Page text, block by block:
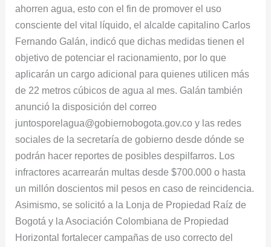
ahorren agua, esto con el fin de promover el uso
consciente del vital líquido, el alcalde capitalino Carlos
Fernando Galán, indicó que dichas medidas tienen el
objetivo de potenciar el racionamiento, por lo que
aplicarán un cargo adicional para quienes utilicen más
de 22 metros cúbicos de agua al mes. Galán también
anunció la disposición del correo
juntosporelagua@gobiernobogota.gov.co y las redes
sociales de la secretaría de gobierno desde dónde se
podrán hacer reportes de posibles despilfarros. Los
infractores acarrearán multas desde $700.000 o hasta
un millón doscientos mil pesos en caso de reincidencia.
Asimismo, se solicitó a la Lonja de Propiedad Raíz de
Bogotá y la Asociación Colombiana de Propiedad
Horizontal fortalecer campañas de uso correcto del
alcaldía
de
Bogotá